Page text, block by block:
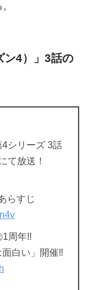
ン4）」3話の
4シリーズ 3話
て放送！
らすじ
1周年!!
白い」開催‼